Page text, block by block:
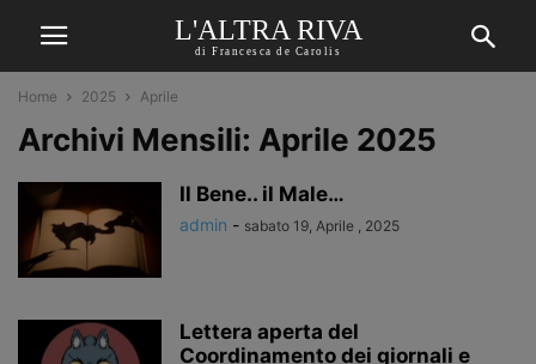
L'ALTRA RIVA
di Francesca de Carolis
Home 2025 Aprile
Archivi Mensili: Aprile 2025
Il Bene.. il Male…
admin - sabato 19, Aprile , 2025
Lettera aperta del
Coordinamento dei giornali e